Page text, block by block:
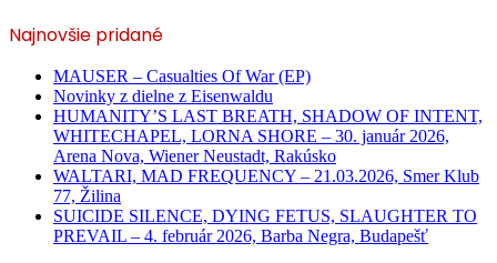
Najnovšie pridané
MAUSER – Casualties Of War (EP)
Novinky z dielne z Eisenwaldu
HUMANITY’S LAST BREATH, SHADOW OF INTENT,
WHITECHAPEL, LORNA SHORE – 30. január 2026,
Arena Nova, Wiener Neustadt, Rakúsko
WALTARI, MAD FREQUENCY – 21.03.2026, Smer Klub
77, Žilina
SUICIDE SILENCE, DYING FETUS, SLAUGHTER TO
PREVAIL – 4. február 2026, Barba Negra, Budapešť